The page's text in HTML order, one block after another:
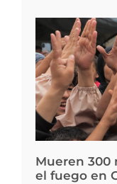
Mueren 300
el fuego en